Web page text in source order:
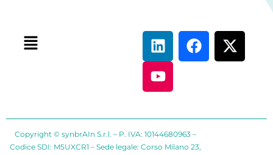
Copyright © synbrAIn S.r.l. – P. IVA: 10144680963 –
Codice SDI: M5UXCR1 – Sede legale: Corso Milano 23,